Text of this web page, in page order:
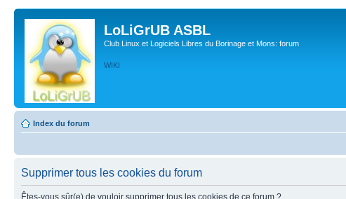
LoLiGrUB ASBL
Club Linux et Logiciels Libres du Borinage et Mons: forum
WIKI
Index du forum
Supprimer tous les cookies du forum
Êtes-vous sûr(e) de vouloir supprimer tous les cookies de ce forum ?